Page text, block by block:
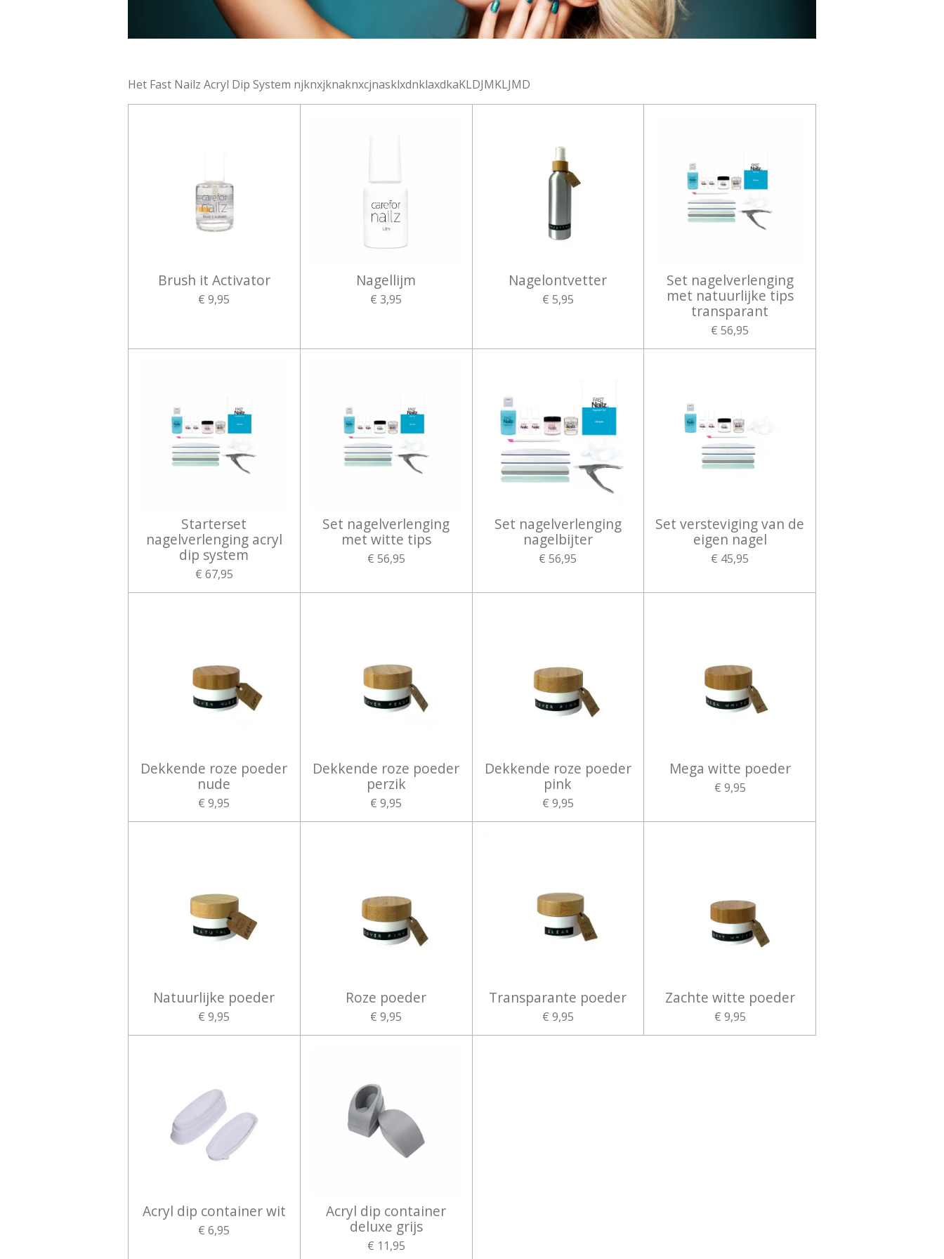
Het Fast Nailz Acryl Dip System njknxjknaknxcjnasklxdnklaxdkaKLDJMKLJMD
Brush it Activator
€ 9,95
Nagellijm
€ 3,95
Nagelontvetter
€ 5,95
Set nagelverlenging
met natuurlijke tips
transparant
€ 56,95
Starterset
nagelverlenging acryl
dip system
€ 67,95
Set nagelverlenging
met witte tips
€ 56,95
Set nagelverlenging
nagelbijter
€ 56,95
Set versteviging van de
eigen nagel
€ 45,95
Dekkende roze poeder
nude
€ 9,95
Dekkende roze poeder
perzik
€ 9,95
Dekkende roze poeder
pink
€ 9,95
Mega witte poeder
€ 9,95
Natuurlijke poeder
€ 9,95
Roze poeder
€ 9,95
Transparante poeder
€ 9,95
Zachte witte poeder
€ 9,95
Acryl dip container wit
€ 6,95
Acryl dip container
deluxe grijs
€ 11,95